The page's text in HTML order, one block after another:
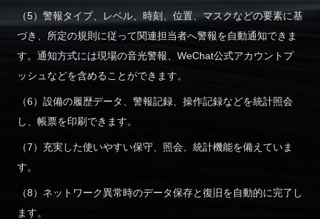
（5）警報タイプ、レベル、時刻、位置、マスクなどの要素に基
づき、所定の規則に従って関連担当者へ警報を自動通知できま
す。通知方式には現場の音光警報、WeChat公式アカウントプ
ッシュなどを含めることができます。
（6）設備の履歴データ、警報記録、操作記録などを統計照会
し、帳票を印刷できます。
（7）充実した使いやすい保守、照会、統計機能を備えていま
す。
（8）ネットワーク異常時のデータ保存と復旧を自動的に完了し
ます。